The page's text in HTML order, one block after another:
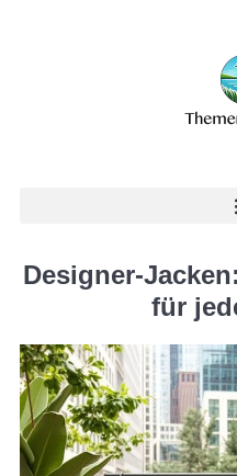
Designer-
für